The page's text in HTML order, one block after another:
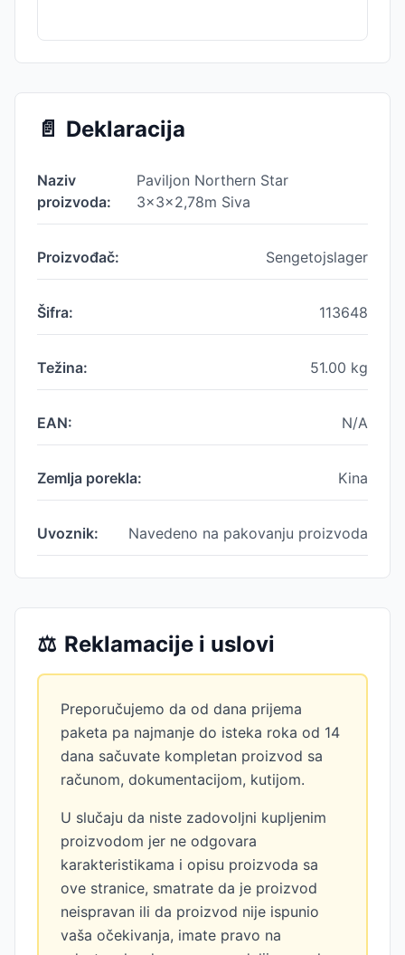
📄 Deklaracija
Naziv
proizvoda:
Paviljon Northern Star
3x3x2,78m Siva
Proizvođač: Sengetojslager
Šifra: 113648
Težina: 51.00 kg
EAN: N/A
Zemlja porekla: Kina
Uvoznik: Navedeno na pakovanju proizvoda
⚖️ Reklamacije i uslovi
Preporučujemo da od dana prijema
paketa pa najmanje do isteka roka od 14
dana sačuvate kompletan proizvod sa
računom, dokumentacijom, kutijom.
U slučaju da niste zadovoljni kupljenim
proizvodom jer ne odgovara
karakteristikama i opisu proizvoda sa
ove stranice, smatrate da je proizvod
neispravan ili da proizvod nije ispunio
vaša očekivanja, imate pravo na